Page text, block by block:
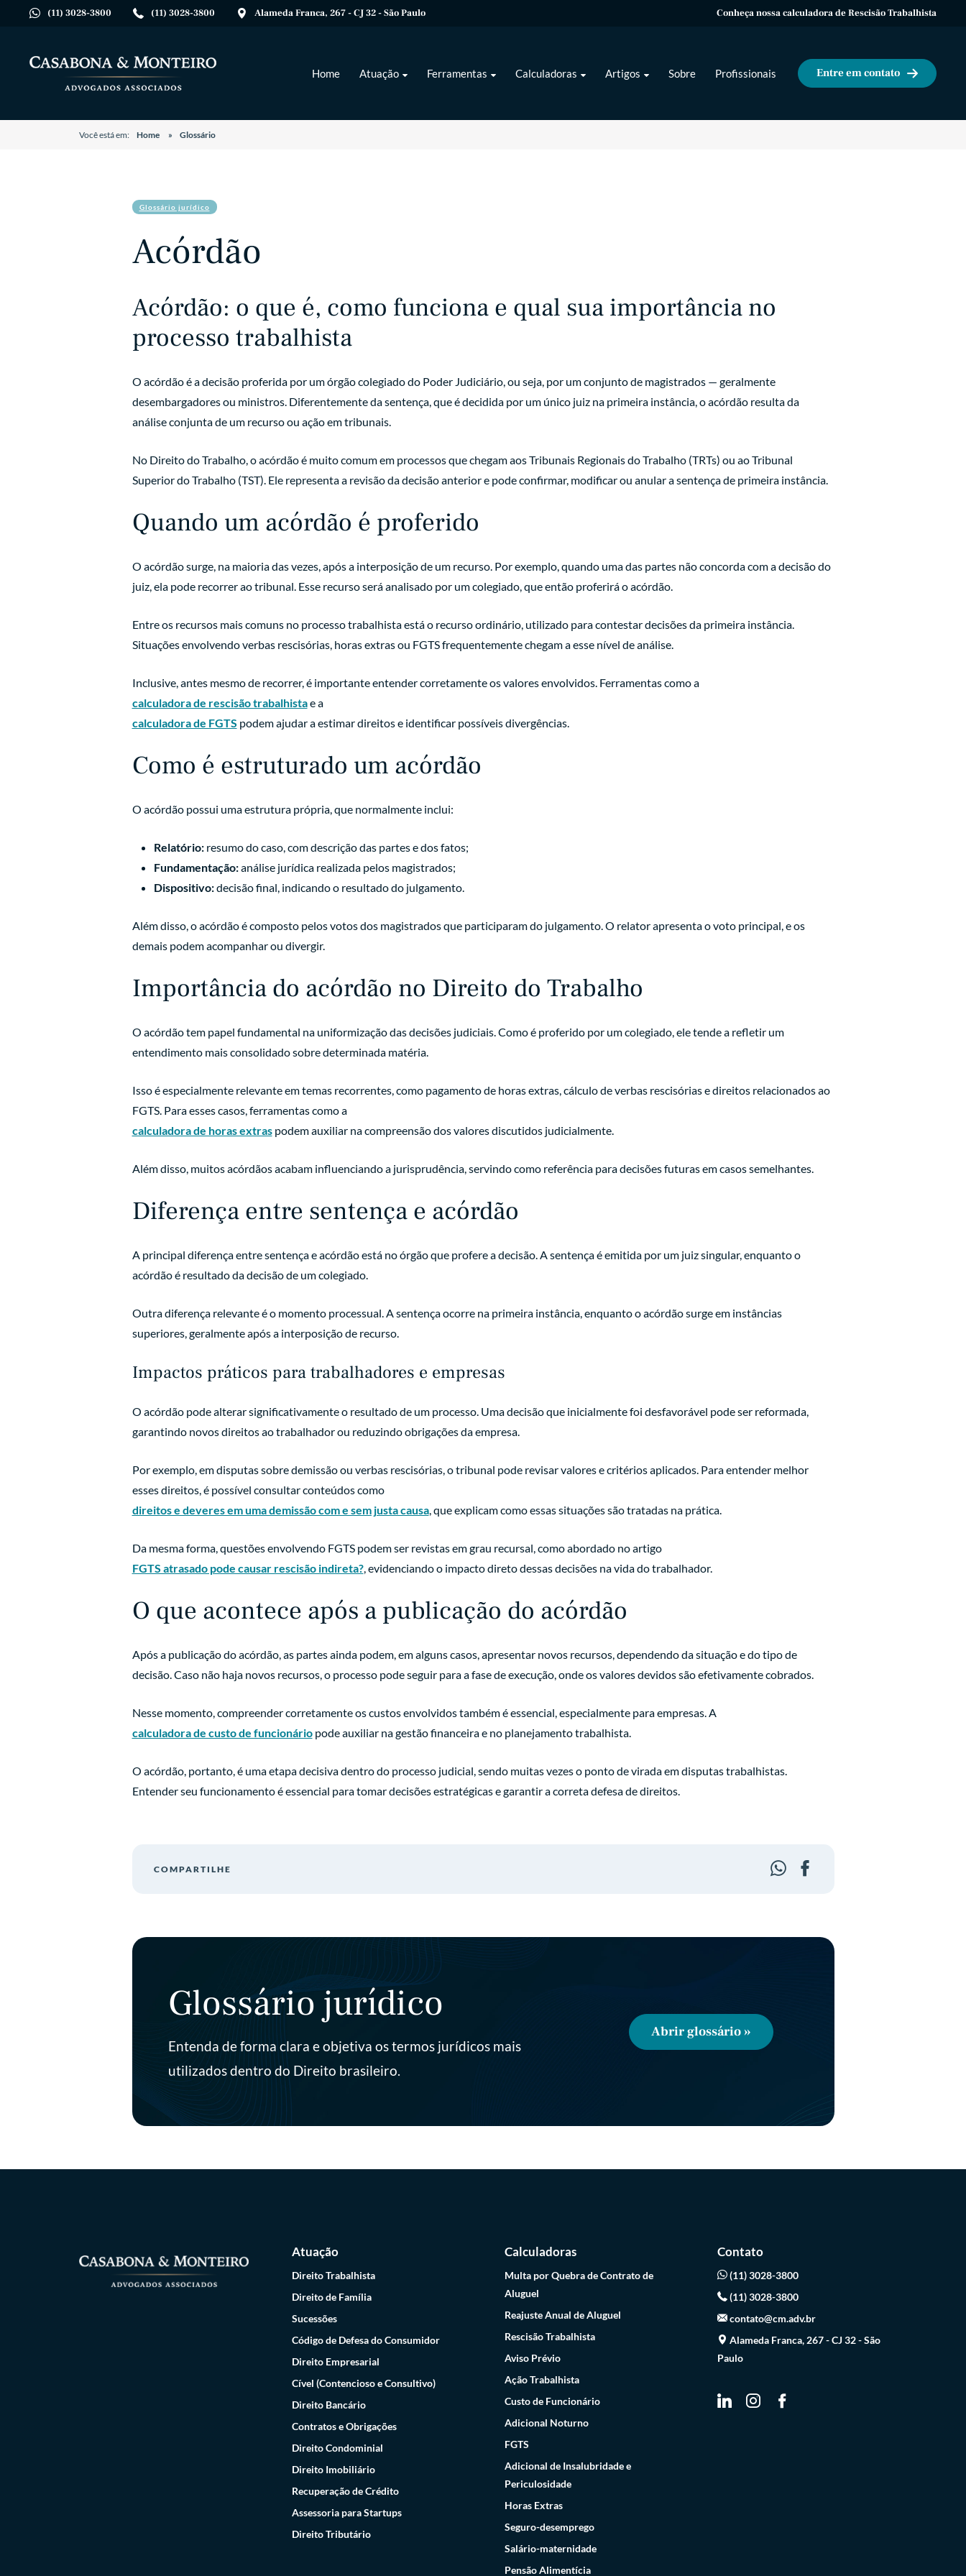
(11) 3028-3800 (11) 3028-3800 Alameda Franca, 267 - CJ 32 - São Paulo Conheça nossa calculadora de Rescisão Trabalhista
Home Atuação Ferramentas Calculadoras Artigos Sobre Profissionais Entre em contato
Você está em: Home Glossário
Glossário jurídico
Acórdão
Acórdão: o que é, como funciona e qual sua importância no
processo trabalhista
O acórdão é a decisão proferida por um órgão colegiado do Poder Judiciário, ou seja, por um conjunto de magistrados — geralmente
desembargadores ou ministros. Diferentemente da sentença, que é decidida por um único juiz na primeira instância, o acórdão resulta da
análise conjunta de um recurso ou ação em tribunais.
No Direito do Trabalho, o acórdão é muito comum em processos que chegam aos Tribunais Regionais do Trabalho (TRTs) ou ao Tribunal
Superior do Trabalho (TST). Ele representa a revisão da decisão anterior e pode confirmar, modificar ou anular a sentença de primeira instância.
Quando um acórdão é proferido
O acórdão surge, na maioria das vezes, após a interposição de um recurso. Por exemplo, quando uma das partes não concorda com a decisão do
juiz, ela pode recorrer ao tribunal. Esse recurso será analisado por um colegiado, que então proferirá o acórdão.
Entre os recursos mais comuns no processo trabalhista está o recurso ordinário, utilizado para contestar decisões da primeira instância.
Situações envolvendo verbas rescisórias, horas extras ou FGTS frequentemente chegam a esse nível de análise.
Inclusive, antes mesmo de recorrer, é importante entender corretamente os valores envolvidos. Ferramentas como a
calculadora de rescisão trabalhistae a
calculadora de FGTS podem ajudar a estimar direitos e identificar possíveis divergências.
Como é estruturado um acórdão
O acórdão possui uma estrutura própria, que normalmente inclui:
Relatório:resumo do caso, com descrição das partes e dos fatos;
Fundamentação:análise jurídica realizada pelos magistrados;
Dispositivo:decisão final, indicando o resultado do julgamento.
Além disso, o acórdão é composto pelos votos dos magistrados que participaram do julgamento. O relator apresenta o voto principal, e os
demais podem acompanhar ou divergir.
Importância do acórdão no Direito do Trabalho
O acórdão tem papel fundamental na uniformização das decisões judiciais. Como é proferido por um colegiado, ele tende a refletir um
entendimento mais consolidado sobre determinada matéria.
Isso é especialmente relevante em temas recorrentes, como pagamento de horas extras, cálculo de verbas rescisórias e direitos relacionados ao
FGTS. Para esses casos, ferramentas como a
calculadora de horas extraspodem auxiliar na compreensão dos valores discutidos judicialmente.
Além disso, muitos acórdãos acabam influenciando a jurisprudência, servindo como referência para decisões futuras em casos semelhantes.
Diferença entre sentença e acórdão
A principal diferença entre sentença e acórdão está no órgão que profere a decisão. A sentença é emitida por um juiz singular, enquanto o
acórdão é resultado da decisão de um colegiado.
Outra diferença relevante é o momento processual. A sentença ocorre na primeira instância, enquanto o acórdão surge em instâncias
superiores, geralmente após a interposição de recurso.
Impactos práticos para trabalhadores e empresas
O acórdão pode alterar significativamente o resultado de um processo. Uma decisão que inicialmente foi desfavorável pode ser reformada,
garantindo novos direitos ao trabalhador ou reduzindo obrigações da empresa.
Por exemplo, em disputas sobre demissão ou verbas rescisórias, o tribunal pode revisar valores e critérios aplicados. Para entender melhor
esses direitos, é possível consultar conteúdos como
direitos e deveres em uma demissão com e sem justa causa, que explicam como essas situações são tratadas na prática.
Da mesma forma, questões envolvendo FGTS podem ser revistas em grau recursal, como abordado no artigo
FGTS atrasado pode causar rescisão indireta?, evidenciando o impacto direto dessas decisões na vida do trabalhador.
O que acontece após a publicação do acórdão
Após a publicação do acórdão, as partes ainda podem, em alguns casos, apresentar novos recursos, dependendo da situação e do tipo de
decisão. Caso não haja novos recursos, o processo pode seguir para a fase de execução, onde os valores devidos são efetivamente cobrados.
Nesse momento, compreender corretamente os custos envolvidos também é essencial, especialmente para empresas. A
calculadora de custo de funcionáriopode auxiliar na gestão financeira e no planejamento trabalhista.
O acórdão, portanto, é uma etapa decisiva dentro do processo judicial, sendo muitas vezes o ponto de virada em disputas trabalhistas.
Entender seu funcionamento é essencial para tomar decisões estratégicas e garantir a correta defesa de direitos.
COMPARTILHE
Glossário jurídico
Entenda de forma clara e objetiva os termos jurídicos mais
utilizados dentro do Direito brasileiro.
Abrir glossário »
Atuação
Direito Trabalhista
Direito de Família
Sucessões
Código de Defesa do Consumidor
Direito Empresarial
Cível (Contencioso e Consultivo)
Direito Bancário
Contratos e Obrigações
Direito Condominial
Direito Imobiliário
Recuperação de Crédito
Assessoria para Startups
Direito Tributário
Calculadoras
Multa por Quebra de Contrato de
Aluguel
Reajuste Anual de Aluguel
Rescisão Trabalhista
Aviso Prévio
Ação Trabalhista
Custo de Funcionário
Adicional Noturno
FGTS
Adicional de Insalubridade e
Periculosidade
Horas Extras
Seguro-desemprego
Salário-maternidade
Pensão Alimentícia
Contato
(11) 3028-3800
(11) 3028-3800
contato@cm.adv.br
Alameda Franca, 267 - CJ 32 - São
Paulo